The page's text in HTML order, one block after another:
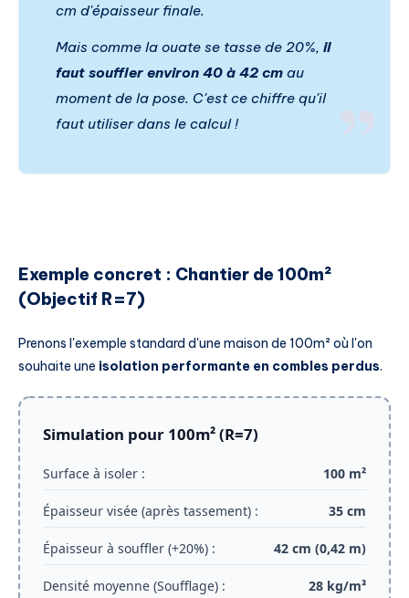
cm d'épaisseur finale.
Mais comme la ouate se tasse de 20%, il
faut souffler environ 40 à 42 cm au
moment de la pose. C'est ce chiffre qu'il
faut utiliser dans le calcul !
Exemple concret : Chantier de 100m²
(Objectif R=7)
Prenons l'exemple standard d'une maison de 100m² où l'on
souhaite une isolation performante en combles perdus.
Simulation pour 100m² (R=7)
Surface à isoler : 100 m²
Épaisseur visée (après tassement) : 35 cm
Épaisseur à souffler (+20%) : 42 cm (0,42 m)
Densité moyenne (Soufflage) : 28 kg/m³